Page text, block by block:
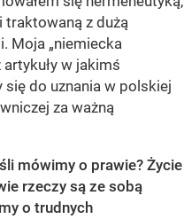
traktowaną z dużą
Moja „niemiecka
w jakimś
się do uznania w polskiej
za ważną
mówimy o prawie? Życie
rzeczy są ze sobą
o trudnych